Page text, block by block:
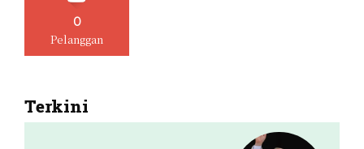
0
Pelanggan
Terkini